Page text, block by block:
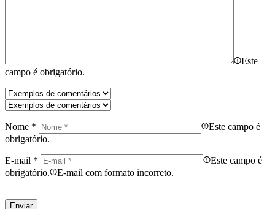
Este
campo é obrigatório.
Nome *
Este campo é
obrigatório.
E-mail *
Este campo é
obrigatório.
E-mail com formato incorreto.